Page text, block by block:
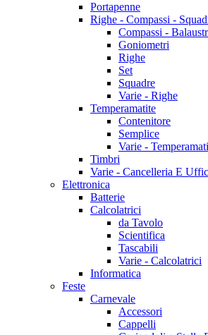
Portapenne
Righe - Compassi -
Compassi -
Goniometri
Righe
Set
Squadre
Varie - Righe
Temperamatite
Contenitore
Semplice
Varie -
Timbri
Varie - Cancelleria E
Elettronica
Batterie
Calcolatrici
da Tavolo
Scientifica
Tascabili
Varie - Calcolatrici
Informatica
Feste
Carnevale
Accessori
Cappelli